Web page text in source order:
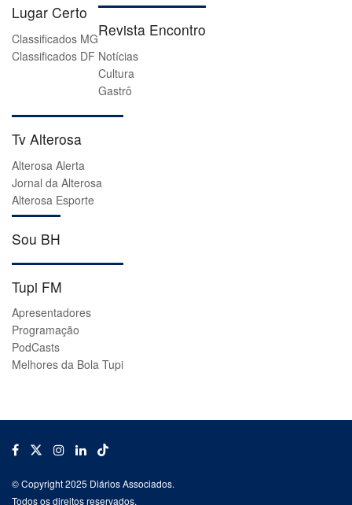
Lugar Certo
Classificados MG
Classificados DF
Revista Encontro
Notícias
Cultura
Gastrô
Tv Alterosa
Alterosa Alerta
Jornal da Alterosa
Alterosa Esporte
Sou BH
Tupi FM
Apresentadores
Programação
PodCasts
Melhores da Bola Tupi
© Copyright 2025 Diários Associados.
Todos os direitos reservados.